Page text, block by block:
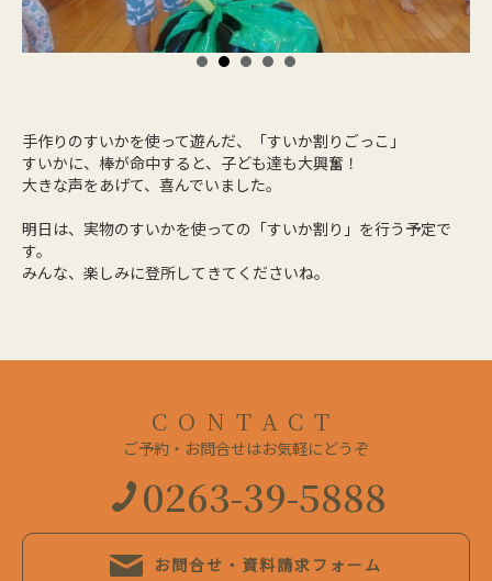
手作りのすいかを使って遊んだ、「すいか割りごっこ」
すいかに、棒が命中すると、子ども達も大興奮！
大きな声をあげて、喜んでいました。
明日は、実物のすいかを使っての「すいか割り」を行う予定で
す。
みんな、楽しみに登所してきてくださいね。
CONTACT
ご予約・お問合せはお気軽にどうぞ
0263-39-5888
お問合せ・資料請求フォーム